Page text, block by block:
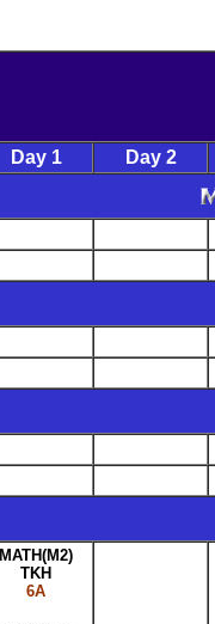
Day 1 Day 2
MATH(M2)
TKH
6A